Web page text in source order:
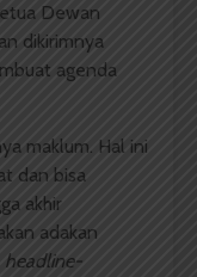
Dewan
dikirimnya
agenda
maklum. Hal ini
dan bisa
akhir
adakan
headline-